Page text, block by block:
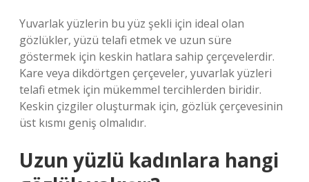
Yuvarlak yüzlerin bu yüz şekli için ideal olan
gözlükler, yüzü telafi etmek ve uzun süre
göstermek için keskin hatlara sahip çerçevelerdir.
Kare veya dikdörtgen çerçeveler, yuvarlak yüzleri
telafi etmek için mükemmel tercihlerden biridir.
Keskin çizgiler oluşturmak için, gözlük çerçevesinin
üst kısmı geniş olmalıdır.
Uzun yüzlü kadınlara hangi